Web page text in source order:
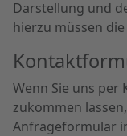
Darstellung und
hierzu müssen
Wenn Sie uns
zukommen
Anfrageformular